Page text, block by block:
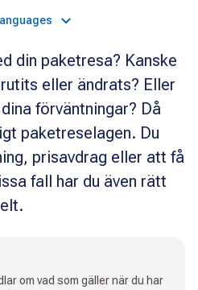
din paketresa? Kanske
eller ändrats? Eller
förväntningar? Då
paketreselagen. Du
prisavdrag eller att få
fall har du även rätt
om vad som gäller när du har